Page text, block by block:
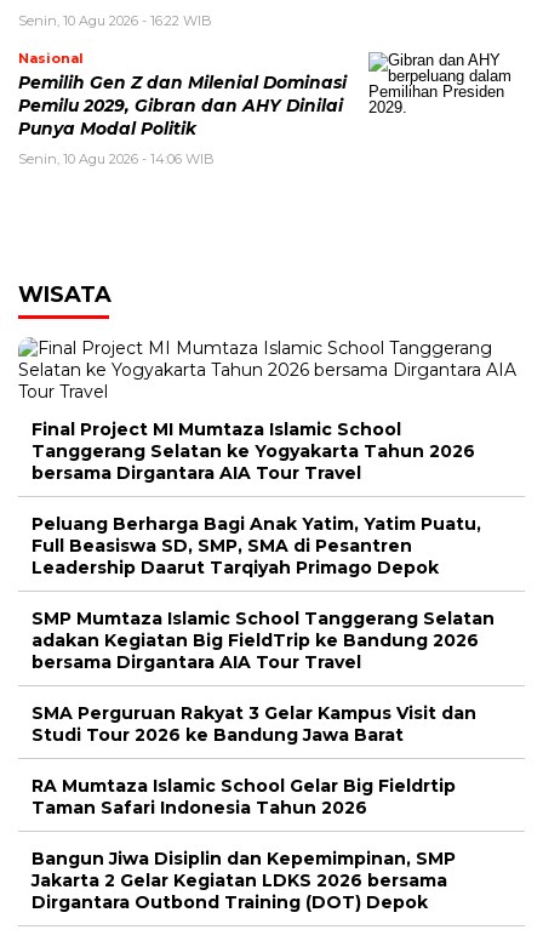
Senin, 10 Agu 2026 - 16:22 WIB
Nasional
Pemilih Gen Z dan Milenial Dominasi
Pemilu 2029, Gibran dan AHY Dinilai
Punya Modal Politik
Senin, 10 Agu 2026 - 14:06 WIB
WISATA
Final Project MI Mumtaza Islamic School
Tanggerang Selatan ke Yogyakarta Tahun 2026
bersama Dirgantara AIA Tour Travel
Peluang Berharga Bagi Anak Yatim, Yatim Puatu,
Full Beasiswa SD, SMP, SMA di Pesantren
Leadership Daarut Tarqiyah Primago Depok
SMP Mumtaza Islamic School Tanggerang Selatan
adakan Kegiatan Big FieldTrip ke Bandung 2026
bersama Dirgantara AIA Tour Travel
SMA Perguruan Rakyat 3 Gelar Kampus Visit dan
Studi Tour 2026 ke Bandung Jawa Barat
RA Mumtaza Islamic School Gelar Big Fieldrtip
Taman Safari Indonesia Tahun 2026
Bangun Jiwa Disiplin dan Kepemimpinan, SMP
Jakarta 2 Gelar Kegiatan LDKS 2026 bersama
Dirgantara Outbond Training (DOT) Depok